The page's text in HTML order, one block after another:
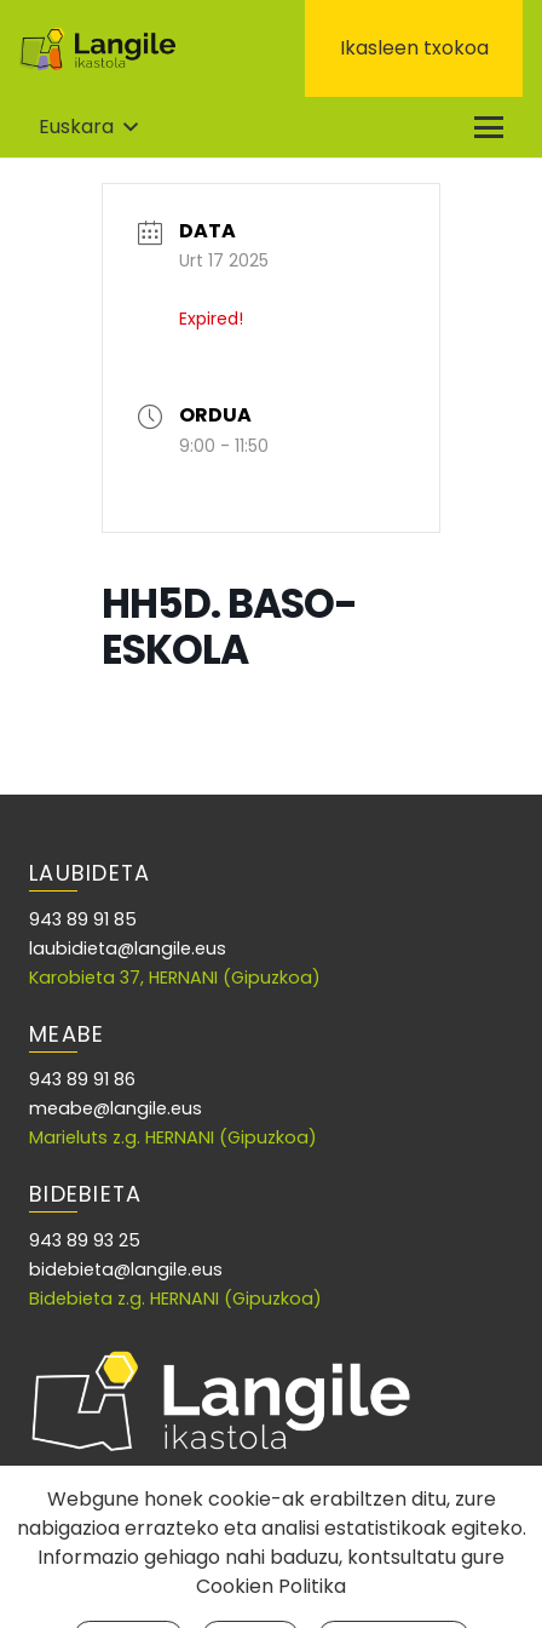
Ikasleen txokoa
Euskara
DATA
Urt 17 2025
Expired!
ORDUA
9:00 - 11:50
HH5D. BASO-
ESKOLA
LAUBIDETA
943 89 91 85
laubidieta@langile.eus
Karobieta 37, HERNANI (Gipuzkoa)
MEABE
943 89 91 86
meabe@langile.eus
Marieluts z.g. HERNANI (Gipuzkoa)
BIDEBIETA
943 89 93 25
bidebieta@langile.eus
Bidebieta z.g. HERNANI (Gipuzkoa)
Webgune honek cookie-ak erabiltzen ditu, zure
nabigazioa errazteko eta analisi estatistikoak egiteko.
Informazio gehiago nahi baduzu, kontsultatu gure
Cookien Politika